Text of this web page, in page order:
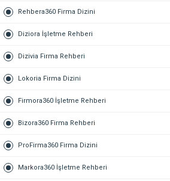
Rehbera360 Firma Dizini
Diziora İşletme Rehberi
Dizivia Firma Rehberi
Lokoria Firma Dizini
Firmora360 İşletme Rehberi
Bizora360 Firma Rehberi
ProFirma360 Firma Dizini
Markora360 İşletme Rehberi